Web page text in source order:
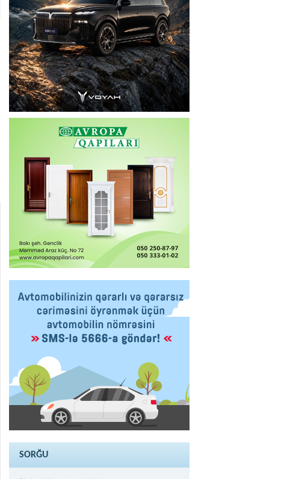
SORĞU